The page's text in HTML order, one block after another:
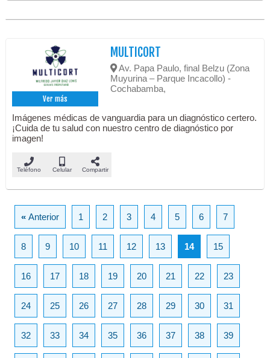
Ver más
MULTICORT
Av. Papa Paulo, final Belzu (Zona
Muyurina – Parque Incacollo) -
Cochabamba,
Imágenes médicas de vanguardia para un diagnóstico certero.
¡Cuida de tu salud con nuestro centro de diagnóstico por
imagen!
Teléfono Celular Compartir
«Anterior 1 2 3 4 5 6 7
8 9 10 11 12 13 14 15
16 17 18 19 20 21 22 23
24 25 26 27 28 29 30 31
32 33 34 35 36 37 38 39